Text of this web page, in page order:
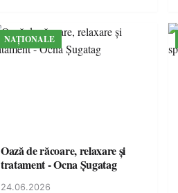
NAȚIONALE
Oază de răcoare, relaxare și
tratament - Ocna Șugatag
24.06.2026